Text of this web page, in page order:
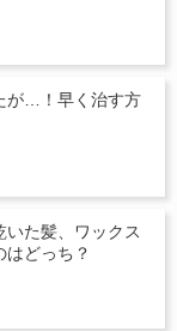
が…！早く治す方
いた髪、ワックス
はどっち？